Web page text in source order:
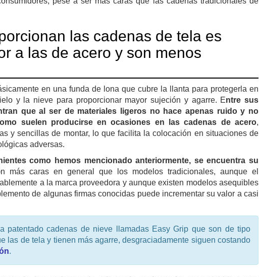
las cadenas de tela es
a las de acero y son menos
en una funda de lona que cubre la llanta para protegerla en
y la nieve para proporcionar mayor sujeción y agarre. Entre sus
que al ser de materiales ligeros no hace apenas ruido y no
suelen producirse en ocasiones en las cadenas de acero,
y sencillas de montar, lo que facilita la colocación en situaciones de
adversas.
como hemos mencionado anteriormente, se encuentra su
más caras en general que los modelos tradicionales, aunque el
a la marca proveedora y aunque existen modelos asequibles
de algunas firmas conocidas puede incrementar su valor a casi
patentado cadenas de nieve llamadas Easy Grip que son de tipo
las de tela y tienen más agarre, desgraciadamente siguen costando
.